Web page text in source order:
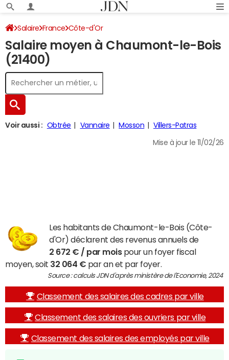
Salaire France Côte-d'Or
Salaire moyen à Chaumont-le-Bois
(21400)
Voir aussi : Obtrée Vannaire Mosson Villers-Patras
Mise à jour le 11/02/26
Les habitants de Chaumont-le-Bois (Côte-
d'Or) déclarent des revenus annuels de
2 672 € / par moispour un foyer fiscal
moyen, soit 32 064 € par an et par foyer.
Source : calculs JDN d'après ministère de l'Economie, 2024
Classement des salaires des cadres par ville
Classement des salaires des ouvriers par ville
Classement des salaires des employés par ville